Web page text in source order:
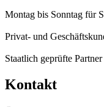
Montag bis Sonntag für
Privat- und
Staatlich geprüfte Partner
Kontakt